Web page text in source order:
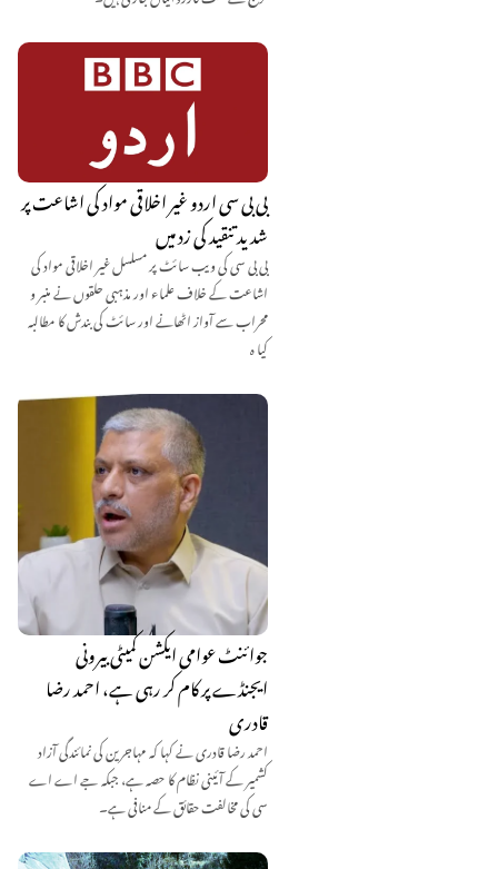
بی بی سی اردو غیر اخلاقی مواد کی اشاعت پر
شدید تنقید کی زد میں
بی بی سی کی ویب سائٹ پر مسلسل غیر اخلاقی مواد کی
اشاعت کے خلاف علماء اور مذہبی حلقوں نے منبر و
محراب سے آواز اٹھانے اور سائٹ کی بندش کا مطالبہ
کیا ہ
جوائنٹ عوامی ایکشن کمیٹی بیرونی
ایجنڈے پر کام کر رہی ہے، احمد رضا
قادری
احمد رضا قادری نے کہا کہ مہاجرین کی نمائندگی آزاد
کشمیر کے آئینی نظام کا حصہ ہے، جبکہ جے اے اے
سی کی مخالفت حقائق کے منافی ہے۔